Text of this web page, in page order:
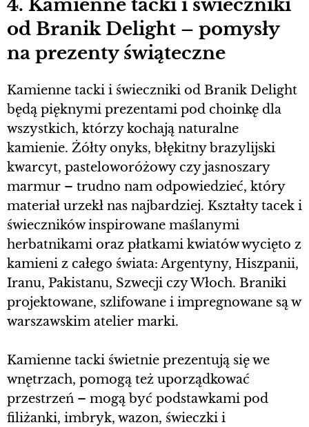
4. Kamienne tacki i świeczniki
od Branik Delight – pomysły
na prezenty świąteczne
Kamienne tacki i świeczniki od Branik Delight
będą pięknymi prezentami pod choinkę dla
wszystkich, którzy kochają naturalne
kamienie. Żółty onyks, błękitny brazylijski
kwarcyt, pasteloworóżowy czy jasnoszary
marmur – trudno nam odpowiedzieć, który
materiał urzekł nas najbardziej. Kształty tacek i
świeczników inspirowane maślanymi
herbatnikami oraz płatkami kwiatów wycięto z
kamieni z całego świata: Argentyny, Hiszpanii,
Iranu, Pakistanu, Szwecji czy Włoch. Braniki
projektowane, szlifowane i impregnowane są w
warszawskim atelier marki.
Kamienne tacki świetnie prezentują się we
wnętrzach, pomogą też uporządkować
przestrzeń – mogą być podstawkami pod
filiżanki, imbryk, wazon, świeczki i